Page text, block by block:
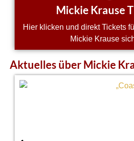
Mickie Krause
Hier klicken und direkt Tickets
Mickie Krause
Aktuelles über Mickie